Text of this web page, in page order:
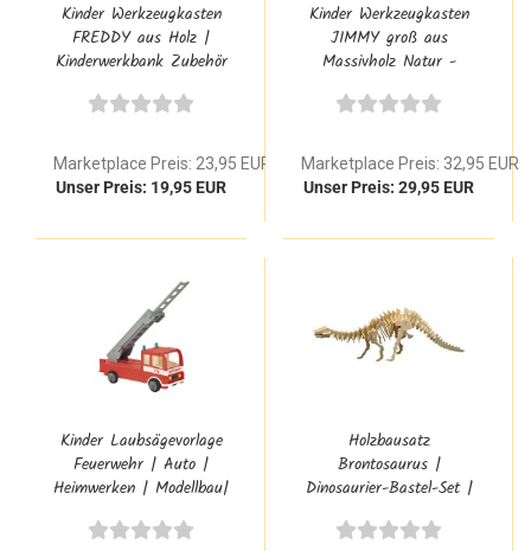
Kinder Werkzeugkasten
FREDDY aus Holz |
Kinderwerkbank Zubehör
Marketplace Preis: 23,95 EUR
Unser Preis: 19,95 EUR
Kinder Werkzeugkasten
JIMMY groß aus
Massivholz Natur -
personalisiert
Marketplace Preis: 32,95 EUR
Unser Preis: 29,95 EUR
Kinder Laubsägevorlage
Feuerwehr | Auto |
Heimwerken | Modellbau|
Holzbausatz
Brontosaurus |
Dinosaurier-Bastel-Set |